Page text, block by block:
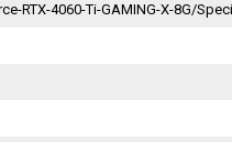
RTX-4060-Ti-GAMING-X-8G/